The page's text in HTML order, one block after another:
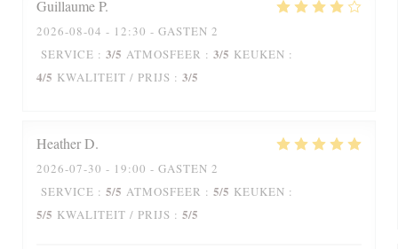
GuillaumeP
2026-08-04 - 12:30 - GASTEN 2
SERVICE : 3/5 ATMOSFEER : 3/5 KEUKEN :
4/5 KWALITEIT / PRIJS : 3/5
HeatherD
2026-07-30 - 19:00 - GASTEN 2
SERVICE : 5/5 ATMOSFEER : 5/5 KEUKEN :
5/5 KWALITEIT / PRIJS : 5/5